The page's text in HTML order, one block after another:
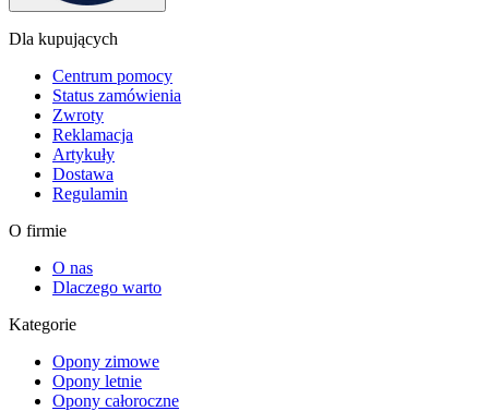
Dla kupujących
Centrum pomocy
Status zamówienia
Zwroty
Reklamacja
Artykuły
Dostawa
Regulamin
O firmie
O nas
Dlaczego warto
Kategorie
Opony zimowe
Opony letnie
Opony całoroczne